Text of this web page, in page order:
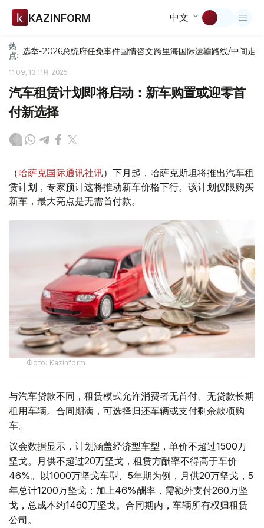
KAZINFORM 中文
热
点: 选举-2026总统府任免事件国情咨文跨里海国际运输路线/中间走廊
11:09, 13 11月 2025
汽车租赁计划即将启动：新车购置或迎零首
付新选择
（哈萨克国际通讯社讯）下月起，哈萨克斯坦将推出汽车租
赁计划，专家预计这将推动新车价格下行。该计划仅限购买
新车，最大亮点是无需首付款。
Фото: Kazinform
与汽车贷款不同，租赁模式允许消费者无首付、无贷款长期
租用车辆。合同期满，可选择归还车辆或支付剩余款项购
车。
议会数据显示，计划涵盖经济型车型，单价不超过1500万
坚戈。月供不超过20万坚戈，租赁方酬率不得高于车价
46%。以1000万坚戈车型、5年期为例，月供20万坚戈，5
年总计1200万坚戈；加上46%酬率，需额外支付260万坚
戈，总成本约1460万坚戈。合同期内，车辆所有权归租赁
公司。